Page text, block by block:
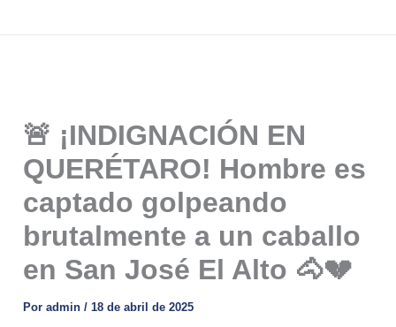
🚨 ¡INDIGNACIÓN EN
QUERÉTARO! Hombre es
captado golpeando
brutalmente a un caballo
en San José El Alto 🐴💔
Poradmin/ 18 de abril de 2025